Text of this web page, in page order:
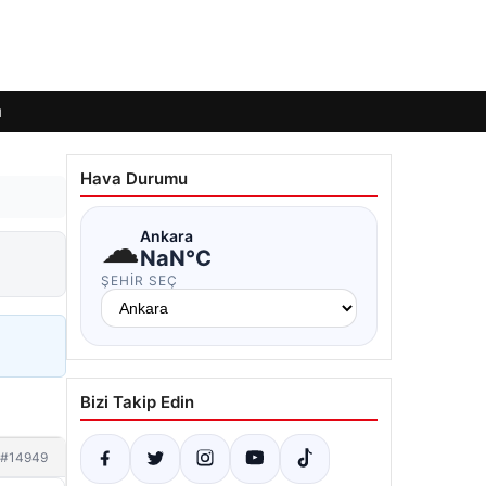
#14949
Hava Durumu
☁Ankara
NaN°C
ŞEHIR SEÇ
Bizi Takip Edin